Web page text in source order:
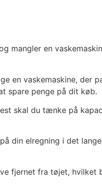
mangler en
vaskemaskine, der
spare penge på dit køb.
skal du tænke på
din elregning i det
fjernet fra tøjet,